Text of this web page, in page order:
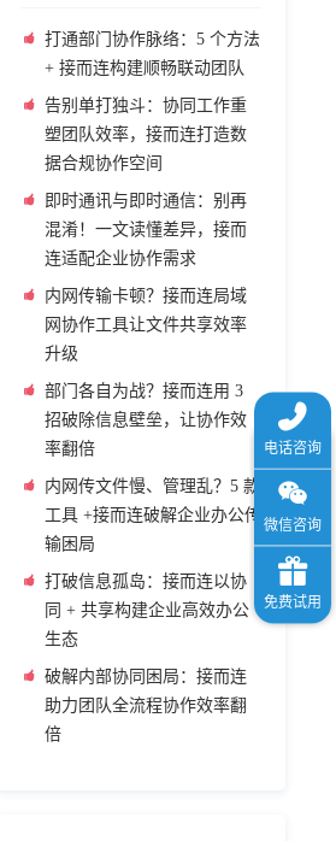
打通部门协作脉络：5 个方法
+ 接而连构建顺畅联动团队
告别单打独斗：协同工作重
塑团队效率，接而连打造数
据合规协作空间
即时通讯与即时通信：别再
混淆！一文读懂差异，接而
连适配企业协作需求
内网传输卡顿？接而连局域
网协作工具让文件共享效率
升级
部门各自为战？接而连用 3
招破除信息壁垒，让协作效
率翻倍
内网传文件慢、管理乱？5 款
工具 +接而连破解企业办公传
输困局
打破信息孤岛：接而连以协
同 + 共享构建企业高效办公
生态
破解内部协同困局：接而连
助力团队全流程协作效率翻
倍